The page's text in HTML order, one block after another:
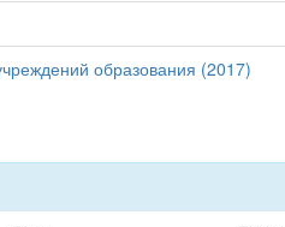
образования (2017)